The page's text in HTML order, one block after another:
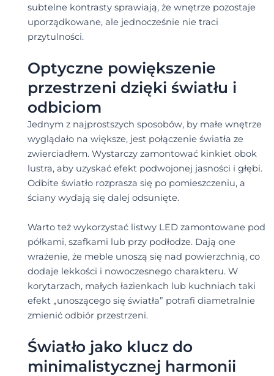
subtelne kontrasty sprawiają, że wnętrze pozostaje
uporządkowane, ale jednocześnie nie traci
przytulności.
Optyczne powiększenie
przestrzeni dzięki światłu i
odbiciom
Jednym z najprostszych sposobów, by małe wnętrze
wyglądało na większe, jest połączenie światła ze
zwierciadłem. Wystarczy zamontować kinkiet obok
lustra, aby uzyskać efekt podwojonej jasności i głębi.
Odbite światło rozprasza się po pomieszczeniu, a
ściany wydają się dalej odsunięte.
Warto też wykorzystać listwy LED zamontowane pod
półkami, szafkami lub przy podłodze. Dają one
wrażenie, że meble unoszą się nad powierzchnią, co
dodaje lekkości i nowoczesnego charakteru. W
korytarzach, małych łazienkach lub kuchniach taki
efekt „unoszącego się światła” potrafi diametralnie
zmienić odbiór przestrzeni.
Światło jako klucz do
minimalistycznej harmonii